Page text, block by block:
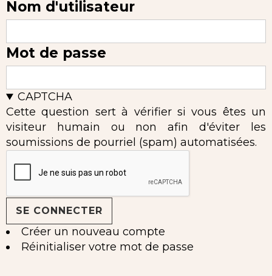
Nom d'utilisateur
Mot de passe
CAPTCHA
Cette question sert à vérifier si vous êtes un
visiteur humain ou non afin d'éviter les
soumissions de pourriel (spam) automatisées.
Créer un nouveau compte
Réinitialiser votre mot de passe